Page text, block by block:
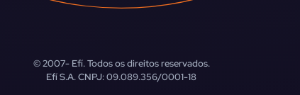
© 2007-Efí. Todos os direitos reservados.
Efí S.A. CNPJ: 09.089.356/0001-18